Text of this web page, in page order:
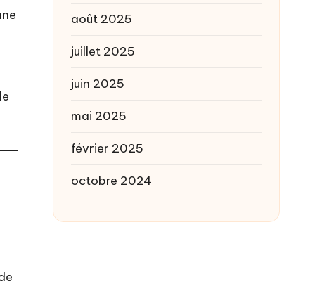
août 2025
juillet 2025
juin 2025
mai 2025
février 2025
octobre 2024